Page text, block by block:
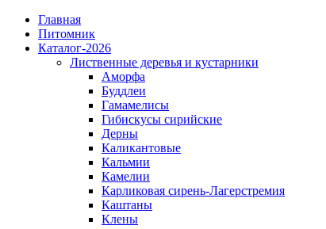
Главная
Питомник
Каталог-2026
Лиственные деревья и кустарники
Аморфа
Буддлеи
Гамамелисы
Гибискусы сирийские
Дерны
Каликантовые
Кальмии
Камелии
Карликовая сирень-Лагерстремия
Каштаны
Клены